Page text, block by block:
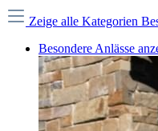
Zeige alle Kategorien
Besondere Anlässe